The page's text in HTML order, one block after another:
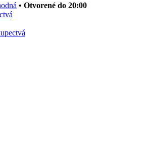
• Otvorené do 20:00